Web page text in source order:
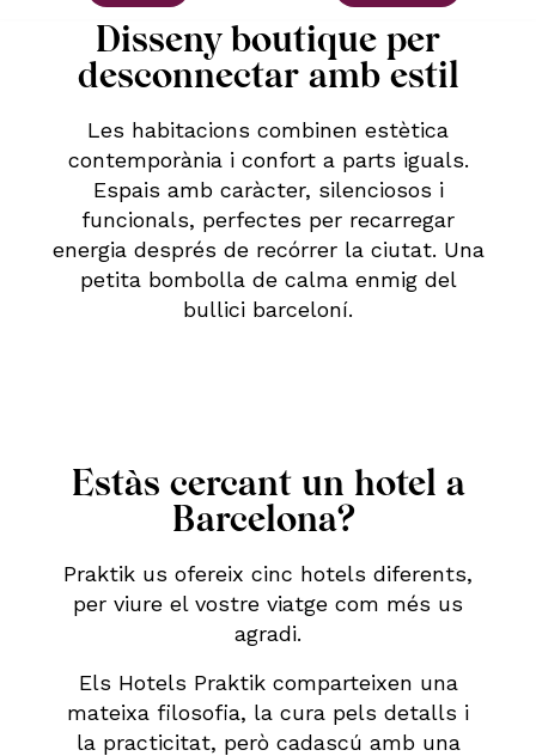
Disseny boutique per
desconnectar amb estil
Les habitacions combinen estètica
contemporània i confort a parts iguals.
Espais amb caràcter, silenciosos i
funcionals, perfectes per recarregar
energia després de recórrer la ciutat. Una
petita bombolla de calma enmig del
bullici barceloní.
Estàs cercant un hotel a
Barcelona?
Praktik us ofereix cinc hotels diferents,
per viure el vostre viatge com més us
agradi.
Els Hotels Praktik comparteixen una
mateixa filosofia, la cura pels detalls i
la practicitat, però cadascú amb una